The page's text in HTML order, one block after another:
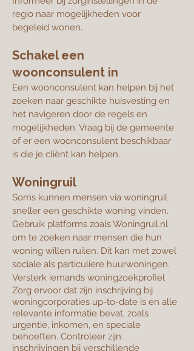
regio naar mogelijkheden voor
begeleid wonen.
Schakel een
woonconsulent in
Een woonconsulent kan helpen bij het
zoeken naar geschikte huisvesting en
het navigeren door de regels en
mogelijkheden. Vraag bij de gemeente
of er een woonconsulent beschikbaar
is die je cliënt kan helpen.
Woningruil
Soms kunnen mensen via woningruil
sneller een geschikte woning vinden.
Gebruik platforms zoals Woningruil.nl
om te zoeken naar mensen die hun
woning willen ruilen. Dit kan met zowel
sociale als particuliere huurwoningen.
Versterk iemands woningzoekprofiel
Zorg ervoor dat zijn inschrijving bij
woningcorporaties up-to-date is en alle
relevante informatie bevat, zoals
urgentie, inkomen, en speciale
behoeften. Controleer zijn
inschrijvingen bij verschillende